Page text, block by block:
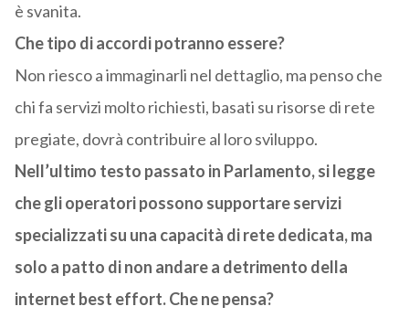
è svanita.
Che tipo di accordi potranno essere?
Non riesco a immaginarli nel dettaglio, ma penso che
chi fa servizi molto richiesti, basati su risorse di rete
pregiate, dovrà contribuire al loro sviluppo.
Nell’ultimo testo passato in Parlamento, si legge
che gli operatori possono supportare servizi
specializzati su una capacità di rete dedicata, ma
solo a patto di non andare a detrimento della
internet best effort. Che ne pensa?